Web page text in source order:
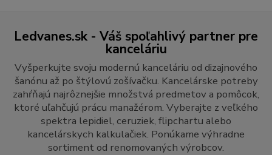
Ledvanes.sk - Váš spoľahlivý partner pre
kanceláriu
Vyšperkujte svoju modernú kanceláriu od dizajnového
šanónu až po štýlovú zošívačku. Kancelárske potreby
zahŕňajú najrôznejšie množstvá predmetov a pomôcok,
ktoré uľahčujú prácu manažérom. Vyberajte z veľkého
spektra lepidiel, ceruziek, flipchartu alebo
kancelárskych kalkulačiek. Ponúkame výhradne
sortiment od renomovaných výrobcov.